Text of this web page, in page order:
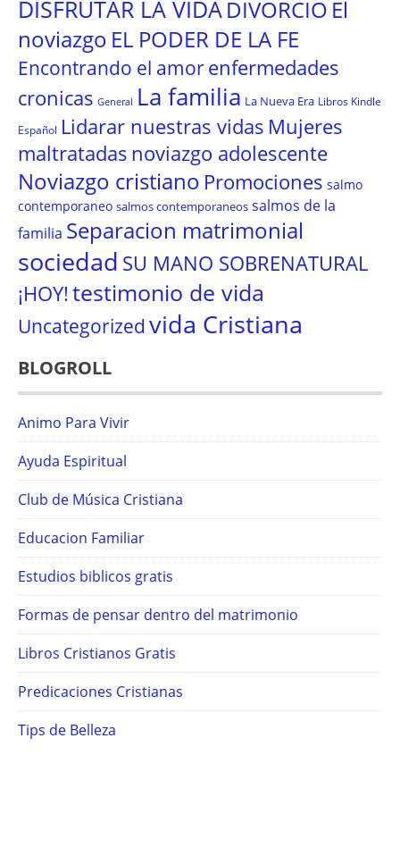
DISFRUTAR LA VIDADIVORCIO El
noviazgo EL PODER DE LA FE
Encontrando el amorenfermedades
cronicas General La familia La Nueva Era Libros Kindle
Español Lidarar nuestras vidas Mujeres
maltratadas noviazgo adolescente
Noviazgo cristiano Promociones salmo
contemporaneo salmos contemporaneos salmos de la
familia Separacion matrimonial
sociedad SU MANO SOBRENATURAL
¡HOY!testimonio de vida
Uncategorized vida Cristiana
BLOGROLL
Animo Para Vivir
Ayuda Espiritual
Club de Música Cristiana
Educacion Familiar
Estudios biblicos gratis
Formas de pensar dentro del matrimonio
Libros Cristianos Gratis
Predicaciones Cristianas
Tips de Belleza